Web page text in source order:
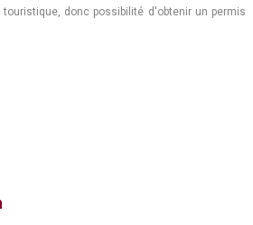
donc possibilité d'obtenir un permis